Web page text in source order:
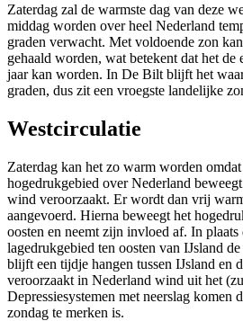
Zaterdag zal de warmste dag van deze
middag worden over heel Nederland
graden verwacht. Met voldoende zon
gehaald worden, wat betekent dat het de
jaar kan worden. In De Bilt blijft het
graden, dus zit een vroegste landelijke
Westcirculatie
Zaterdag kan het zo warm worden
hogedrukgebied over Nederland
wind veroorzaakt. Er wordt dan vrij
aangevoerd. Hierna beweegt het
oosten en neemt zijn invloed af. In plaats
lagedrukgebied ten oosten van IJsland
blijft een tijdje hangen tussen IJsland en
veroorzaakt in Nederland wind uit het
Depressiesystemen met neerslag komen
zondag te merken is.